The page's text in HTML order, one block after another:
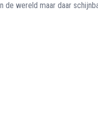
wereld maar daar